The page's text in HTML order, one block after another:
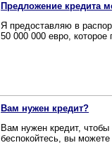
Предложение кредита
Я предоставляю в
50 000 000 евро,
Вам нужен кредит?
Вам нужен кредит,
беспокойтесь, вы